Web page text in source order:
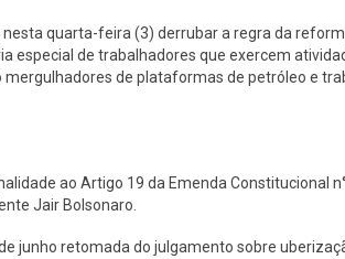
nesta quarta-feira (3) derrubar a regra da
especial de trabalhadores que exercem
mergulhadores de plataformas de petróleo e
ao Artigo 19 da Emenda Constitucional
Jair Bolsonaro.
junho retomada do julgamento sobre